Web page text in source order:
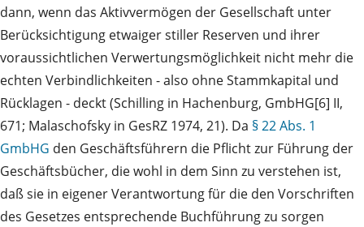
dann, wenn das Aktivvermögen der Gesellschaft unter
Berücksichtigung etwaiger stiller Reserven und ihrer
voraussichtlichen Verwertungsmöglichkeit nicht mehr die
echten Verbindlichkeiten - also ohne Stammkapital und
Rücklagen - deckt (Schilling in Hachenburg, GmbHG[6] II,
671; Malaschofsky in GesRZ 1974, 21). Da § 22 Abs. 1
GmbHG den Geschäftsführern die Pflicht zur Führung der
Geschäftsbücher, die wohl in dem Sinn zu verstehen ist,
daß sie in eigener Verantwortung für die den Vorschriften
des Gesetzes entsprechende Buchführung zu sorgen